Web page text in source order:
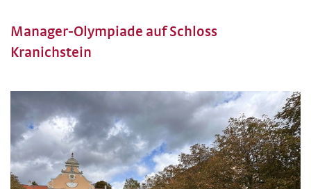
Manager-Olympiade auf Schloss
Kranichstein